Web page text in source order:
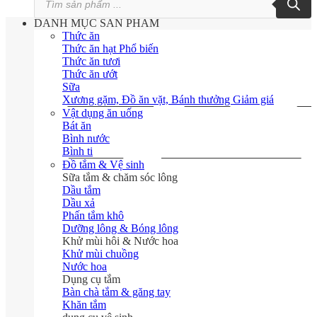
kiếm
sản
phẩm
DANH MỤC SẢN PHẨM
Thức ăn
Thức ăn hạt
Thức ăn tươi
Thức ăn ướt
Sữa
Xương gặm, Đồ ăn vặt, Bánh thưởng
Vật dụng ăn uống
Bát ăn
Bình nước
Bình ti
Đồ tắm & Vệ sinh
Sữa tắm & chăm sóc lông
Dầu tắm
Dầu xả
Phấn tắm khô
Dưỡng lông & Bóng lông
Khử mùi hôi & Nước hoa
Khử mùi chuồng
Nước hoa
Dụng cụ tắm
Bàn chà tắm & găng tay
Khăn tắm